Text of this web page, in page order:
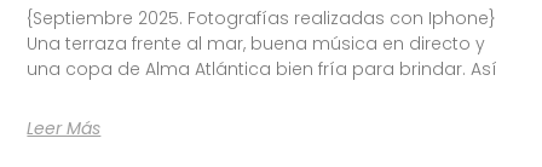
{Septiembre 2025. Fotografías realizadas con Iphone}
Una terraza frente al mar, buena música en directo y
una copa de Alma Atlántica bien fría para brindar. Así
Leer Más